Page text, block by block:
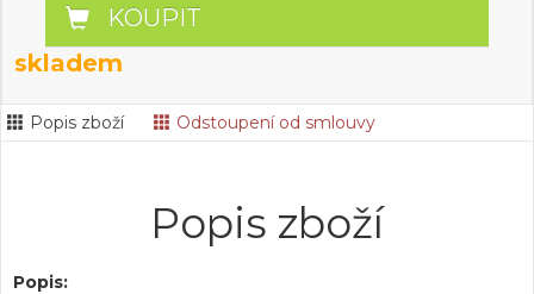
KOUPIT
skladem
Popis zboží Odstoupení od smlouvy
Popis zboží
Popis: